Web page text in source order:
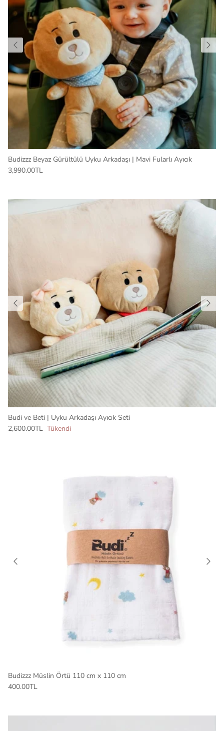
Budizzz Beyaz Gürültülü Uyku Arkadaşı | Mavi Fularlı Ayıcık
3,990.00TL
Budi ve Beti | Uyku Arkadaşı Ayıcık Seti
2,600.00TL Tükendi
Budizzz Müslin Örtü 110 cm x 110 cm
400.00TL